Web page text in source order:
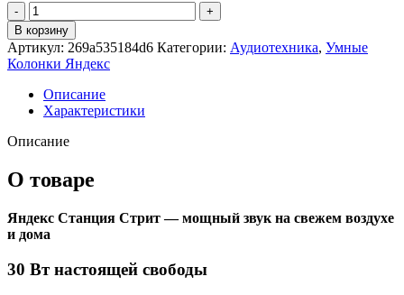
Количество
товара
Умная
портативная
колонка
Яндекс
Станция
Стрит
Зеленая
В корзину
Артикул: 269a535184d6 Категории: Аудиотехника, Умные
Колонки Яндекс
Описание
Характеристики
Описание
О товаре
Яндекс Станция Стрит — мощный звук на свежем воздухе
и дома
30 Вт настоящей свободы